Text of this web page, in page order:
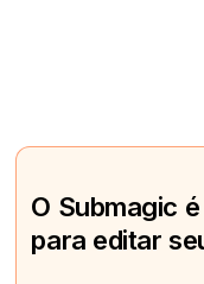
O Submagic
para editar